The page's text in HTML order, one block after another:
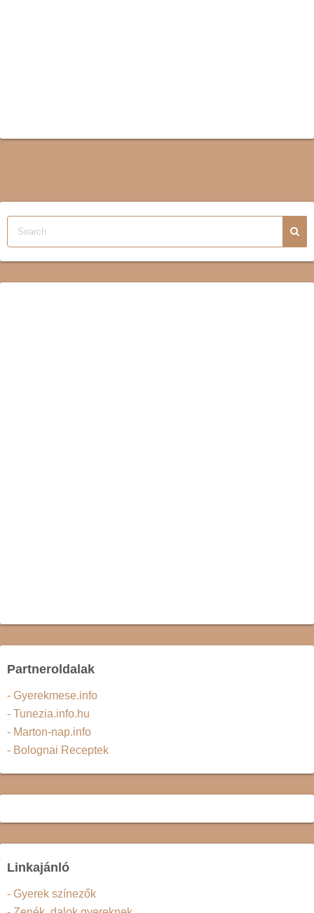
Partneroldalak
- Gyerekmese.info
- Tunezia.info.hu
- Marton-nap.info
- Bolognai Receptek
Linkajánló
- Gyerek színezők